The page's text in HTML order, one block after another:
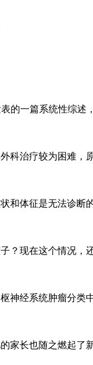
的一篇系统性综述
科治疗较为困难，
和体征是无法诊断
？现在这个情况，
神经系统肿瘤分类
家长也随之燃起了